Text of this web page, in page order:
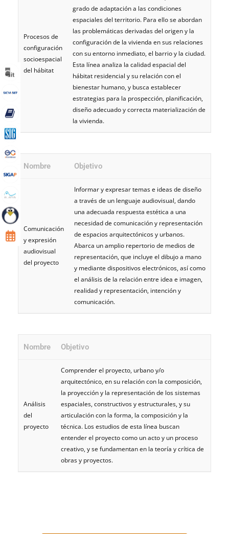
Procesos de
configuración
socioespacial
del hábitat
grado de adaptación a las condiciones
espaciales del territorio. Para ello se abordan
las problemáticas derivadas del origen y la
configuración de la vivienda en sus relaciones
con su entorno inmediato, el barrio y la ciudad.
Esta línea analiza la calidad espacial del
hábitat residencial y su relación con el
bienestar humano, y busca establecer
estrategias para la prospección, planificación,
diseño adecuado y correcta materialización de
la vivienda.
Nombre Objetivo
Comunicación
y expresión
audiovisual
del proyecto
Informar y expresar temas e ideas de diseño
a través de un lenguaje audiovisual, dando
una adecuada respuesta estética a una
necesidad de comunicación y representación
de espacios arquitectónicos y urbanos.
Abarca un amplio repertorio de medios de
representación, que incluye el dibujo a mano
y mediante dispositivos electrónicos, así como
el análisis de la relación entre idea e imagen,
realidad y representación, intención y
comunicación.
Nombre Objetivo
Análisis
del
proyecto
Comprender el proyecto, urbano y/o
arquitectónico, en su relación con la composición,
la proyección y la representación de los sistemas
espaciales, constructivos y estructurales, y su
articulación con la forma, la composición y la
técnica. Los estudios de esta línea buscan
entender el proyecto como un acto y un proceso
creativo, y se fundamentan en la teoría y crítica de
obras y proyectos.